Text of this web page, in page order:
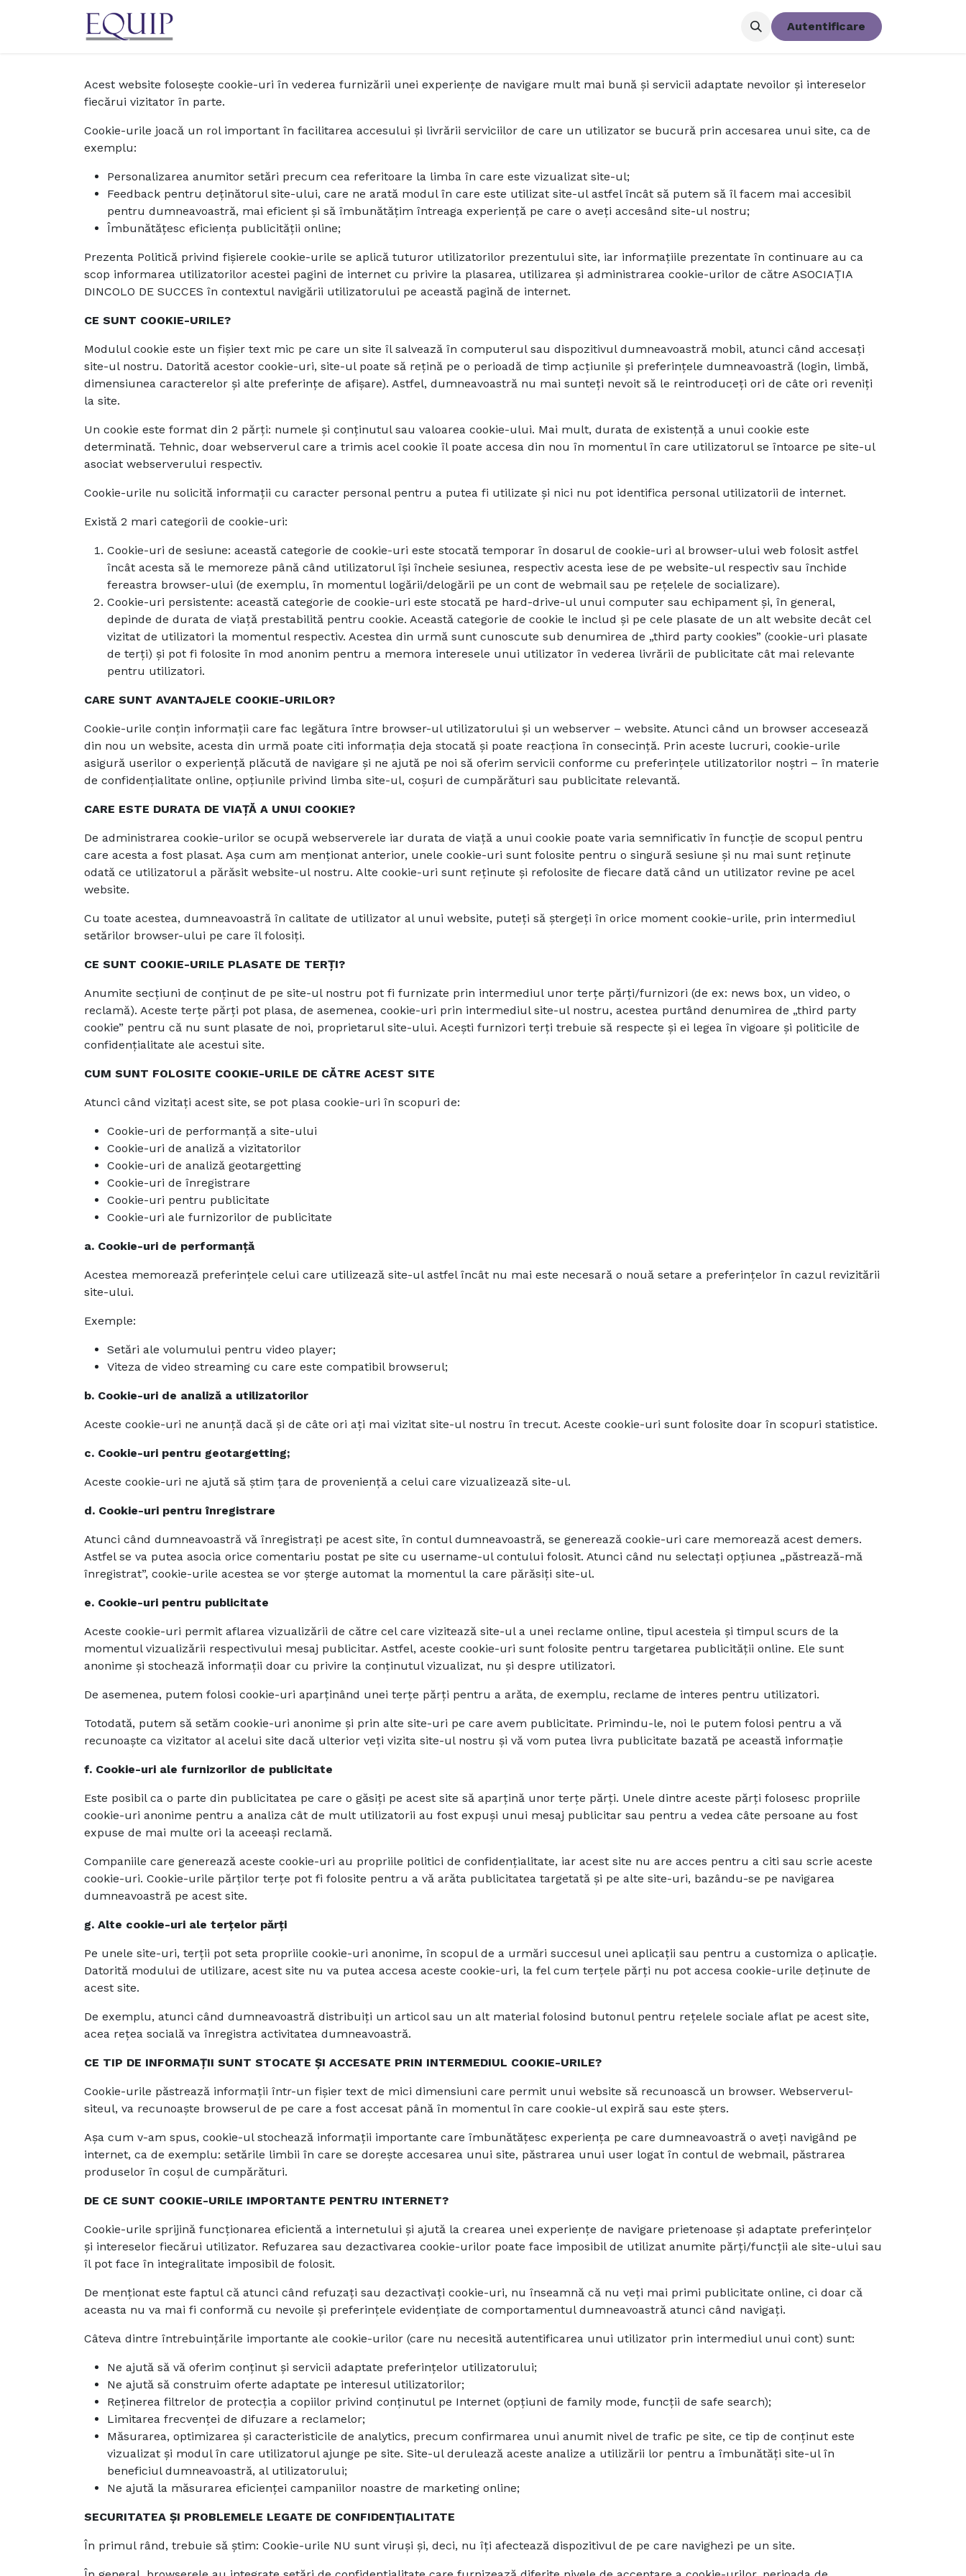
Autentificare
Acest website folosește cookie-uri în vederea furnizării unei experiențe de navigare mult mai bună și servicii adaptate nevoilor și intereselor
fiecărui vizitator în parte.
Cookie-urile joacă un rol important în facilitarea accesului și livrării serviciilor de care un utilizator se bucură prin accesarea unui site, ca de
exemplu:
Personalizarea anumitor setări precum cea referitoare la limba în care este vizualizat site-ul;
Feedback pentru deținătorul site-ului, care ne arată modul în care este utilizat site-ul astfel încât să putem să îl facem mai accesibil
pentru dumneavoastră, mai eficient și să îmbunătățim întreaga experiență pe care o aveți accesând site-ul nostru;
Îmbunătățesc eficiența publicității online;
Prezenta Politică privind fișierele cookie-urile se aplică tuturor utilizatorilor prezentului site, iar informațiile prezentate în continuare au ca
scop informarea utilizatorilor acestei pagini de internet cu privire la plasarea, utilizarea și administrarea cookie-urilor de către ASOCIAŢIA
DINCOLO DE SUCCES în contextul navigării utilizatorului pe această pagină de internet.
CE SUNT COOKIE-URILE?
Modulul cookie este un fișier text mic pe care un site îl salvează în computerul sau dispozitivul dumneavoastră mobil, atunci când accesați
site-ul nostru. Datorită acestor cookie-uri, site-ul poate să rețină pe o perioadă de timp acțiunile și preferințele dumneavoastră (login, limbă,
dimensiunea caracterelor și alte preferințe de afișare). Astfel, dumneavoastră nu mai sunteți nevoit să le reintroduceți ori de câte ori reveniți
la site.
Un cookie este format din 2 părți: numele și conținutul sau valoarea cookie-ului. Mai mult, durata de existență a unui cookie este
determinată. Tehnic, doar webserverul care a trimis acel cookie îl poate accesa din nou în momentul în care utilizatorul se întoarce pe site-ul
asociat webserverului respectiv.
Cookie-urile nu solicită informații cu caracter personal pentru a putea fi utilizate și nici nu pot identifica personal utilizatorii de internet.
Există 2 mari categorii de cookie-uri:
Cookie-uri de sesiune: această categorie de cookie-uri este stocată temporar în dosarul de cookie-uri al browser-ului web folosit astfel
încât acesta să le memoreze până când utilizatorul își încheie sesiunea, respectiv acesta iese de pe website-ul respectiv sau închide
fereastra browser-ului (de exemplu, în momentul logării/delogării pe un cont de webmail sau pe rețelele de socializare).
Cookie-uri persistente: această categorie de cookie-uri este stocată pe hard-drive-ul unui computer sau echipament și, în general,
depinde de durata de viață prestabilită pentru cookie. Această categorie de cookie le includ și pe cele plasate de un alt website decât cel
vizitat de utilizatori la momentul respectiv. Acestea din urmă sunt cunoscute sub denumirea de „third party cookies” (cookie-uri plasate
de terți) și pot fi folosite în mod anonim pentru a memora interesele unui utilizator în vederea livrării de publicitate cât mai relevante
pentru utilizatori.
CARE SUNT AVANTAJELE COOKIE-URILOR?
Cookie-urile conțin informații care fac legătura între browser-ul utilizatorului și un webserver – website. Atunci când un browser accesează
din nou un website, acesta din urmă poate citi informația deja stocată și poate reacționa în consecință. Prin aceste lucruri, cookie-urile
asigură userilor o experiență plăcută de navigare și ne ajută pe noi să oferim servicii conforme cu preferințele utilizatorilor noștri – în materie
de confidențialitate online, opțiunile privind limba site-ul, coșuri de cumpărături sau publicitate relevantă.
CARE ESTE DURATA DE VIAȚĂ A UNUI COOKIE?
De administrarea cookie-urilor se ocupă webserverele iar durata de viață a unui cookie poate varia semnificativ în funcție de scopul pentru
care acesta a fost plasat. Așa cum am menționat anterior, unele cookie-uri sunt folosite pentru o singură sesiune și nu mai sunt reținute
odată ce utilizatorul a părăsit website-ul nostru. Alte cookie-uri sunt reținute și refolosite de fiecare dată când un utilizator revine pe acel
website.
Cu toate acestea, dumneavoastră în calitate de utilizator al unui website, puteți să ștergeți în orice moment cookie-urile, prin intermediul
setărilor browser-ului pe care îl folosiți.
CE SUNT COOKIE-URILE PLASATE DE TERȚI?
Anumite secțiuni de conținut de pe site-ul nostru pot fi furnizate prin intermediul unor terțe părți/furnizori (de ex: news box, un video, o
reclamă). Aceste terțe părți pot plasa, de asemenea, cookie-uri prin intermediul site-ul nostru, acestea purtând denumirea de „third party
cookie” pentru că nu sunt plasate de noi, proprietarul site-ului. Acești furnizori terți trebuie să respecte și ei legea în vigoare și politicile de
confidențialitate ale acestui site.
CUM SUNT FOLOSITE COOKIE-URILE DE CĂTRE ACEST SITE
Atunci când vizitați acest site, se pot plasa cookie-uri în scopuri de:
Cookie-uri de performanță a site-ului
Cookie-uri de analiză a vizitatorilor
Cookie-uri de analiză geotargetting
Cookie-uri de înregistrare
Cookie-uri pentru publicitate
Cookie-uri ale furnizorilor de publicitate
a. Cookie-uri de performanță
Acestea memorează preferințele celui care utilizează site-ul astfel încât nu mai este necesară o nouă setare a preferințelor în cazul revizitării
site-ului.
Exemple:
Setări ale volumului pentru video player;
Viteza de video streaming cu care este compatibil browserul;
b. Cookie-uri de analiză a utilizatorilor
Aceste cookie-uri ne anunță dacă și de câte ori ați mai vizitat site-ul nostru în trecut. Aceste cookie-uri sunt folosite doar în scopuri statistice.
c. Cookie-uri pentru geotargetting;
Aceste cookie-uri ne ajută să știm țara de proveniență a celui care vizualizează site-ul.
d. Cookie-uri pentru înregistrare
Atunci când dumneavoastră vă înregistrați pe acest site, în contul dumneavoastră, se generează cookie-uri care memorează acest demers.
Astfel se va putea asocia orice comentariu postat pe site cu username-ul contului folosit. Atunci când nu selectați opțiunea „păstrează-mă
înregistrat”, cookie-urile acestea se vor șterge automat la momentul la care părăsiți site-ul.
e. Cookie-uri pentru publicitate
Aceste cookie-uri permit aflarea vizualizării de către cel care vizitează site-ul a unei reclame online, tipul acesteia și timpul scurs de la
momentul vizualizării respectivului mesaj publicitar. Astfel, aceste cookie-uri sunt folosite pentru targetarea publicității online. Ele sunt
anonime și stochează informații doar cu privire la conținutul vizualizat, nu și despre utilizatori.
De asemenea, putem folosi cookie-uri aparținând unei terțe părți pentru a arăta, de exemplu, reclame de interes pentru utilizatori.
Totodată, putem să setăm cookie-uri anonime și prin alte site-uri pe care avem publicitate. Primindu-le, noi le putem folosi pentru a vă
recunoaște ca vizitator al acelui site dacă ulterior veți vizita site-ul nostru și vă vom putea livra publicitate bazată pe această informație
f. Cookie-uri ale furnizorilor de publicitate
Este posibil ca o parte din publicitatea pe care o găsiți pe acest site să aparțină unor terțe părți. Unele dintre aceste părți folosesc propriile
cookie-uri anonime pentru a analiza cât de mult utilizatorii au fost expuși unui mesaj publicitar sau pentru a vedea câte persoane au fost
expuse de mai multe ori la aceeași reclamă.
Companiile care generează aceste cookie-uri au propriile politici de confidențialitate, iar acest site nu are acces pentru a citi sau scrie aceste
cookie-uri. Cookie-urile părților terțe pot fi folosite pentru a vă arăta publicitatea targetată și pe alte site-uri, bazându-se pe navigarea
dumneavoastră pe acest site.
g. Alte cookie-uri ale terțelor părți
Pe unele site-uri, terții pot seta propriile cookie-uri anonime, în scopul de a urmări succesul unei aplicații sau pentru a customiza o aplicație.
Datorită modului de utilizare, acest site nu va putea accesa aceste cookie-uri, la fel cum terțele părți nu pot accesa cookie-urile deținute de
acest site.
De exemplu, atunci când dumneavoastră distribuiți un articol sau un alt material folosind butonul pentru rețelele sociale aflat pe acest site,
acea rețea socială va înregistra activitatea dumneavoastră.
CE TIP DE INFORMAȚII SUNT STOCATE ȘI ACCESATE PRIN INTERMEDIUL COOKIE-URILE?
Cookie-urile păstrează informații într-un fișier text de mici dimensiuni care permit unui website să recunoască un browser. Webserverul-
siteul, va recunoaște browserul de pe care a fost accesat până în momentul în care cookie-ul expiră sau este șters.
Așa cum v-am spus, cookie-ul stochează informații importante care îmbunătățesc experiența pe care dumneavoastră o aveți navigând pe
internet, ca de exemplu: setările limbii în care se dorește accesarea unui site, păstrarea unui user logat în contul de webmail, păstrarea
produselor în coșul de cumpărături.
DE CE SUNT COOKIE-URILE IMPORTANTE PENTRU INTERNET?
Cookie-urile sprijină funcționarea eficientă a internetului și ajută la crearea unei experiențe de navigare prietenoase și adaptate preferințelor
și intereselor fiecărui utilizator. Refuzarea sau dezactivarea cookie-urilor poate face imposibil de utilizat anumite părți/funcții ale site-ului sau
îl pot face în integralitate imposibil de folosit.
De menționat este faptul că atunci când refuzați sau dezactivați cookie-uri, nu înseamnă că nu veți mai primi publicitate online, ci doar că
aceasta nu va mai fi conformă cu nevoile și preferințele evidențiate de comportamentul dumneavoastră atunci când navigați.
Câteva dintre întrebuințările importante ale cookie-urilor (care nu necesită autentificarea unui utilizator prin intermediul unui cont) sunt:
Ne ajută să vă oferim conținut și servicii adaptate preferințelor utilizatorului;
Ne ajută să construim oferte adaptate pe interesul utilizatorilor;
Reținerea filtrelor de protecția a copiilor privind conținutul pe Internet (opțiuni de family mode, funcții de safe search);
Limitarea frecvenței de difuzare a reclamelor;
Măsurarea, optimizarea și caracteristicile de analytics, precum confirmarea unui anumit nivel de trafic pe site, ce tip de conținut este
vizualizat și modul în care utilizatorul ajunge pe site. Site-ul derulează aceste analize a utilizării lor pentru a îmbunătăți site-ul în
beneficiul dumneavoastră, al utilizatorului;
Ne ajută la măsurarea eficienței campaniilor noastre de marketing online;
SECURITATEA ȘI PROBLEMELE LEGATE DE CONFIDENȚIALITATE
În primul rând, trebuie să știm: Cookie-urile NU sunt viruși și, deci, nu îți afectează dispozitivul de pe care navighezi pe un site.